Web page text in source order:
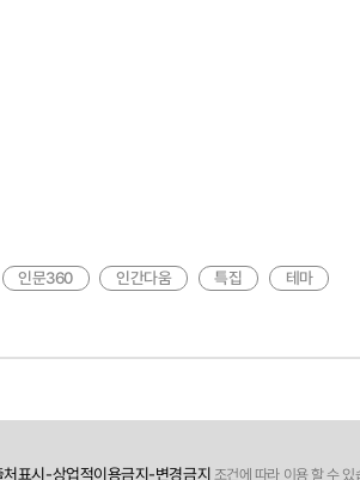
인문360 인간다움 특집 테마
처표시-상업적이용금지-변경금지 조건에 따라 이용 할 수